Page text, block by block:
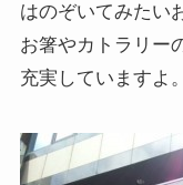
はのぞいてみたい
お箸やカトラリー
充実していますよ。